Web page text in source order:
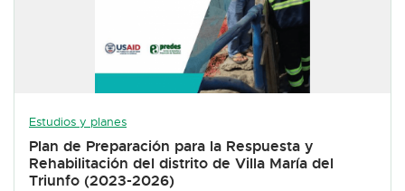
Estudios y planes
Plan de Preparación para la Respuesta y
Rehabilitación del distrito de Villa María del
Triunfo (2023-2026)